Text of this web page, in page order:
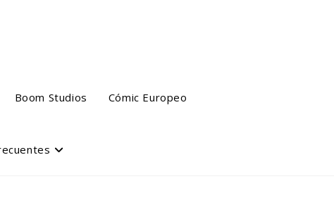
Boom Studios Cómic Europeo